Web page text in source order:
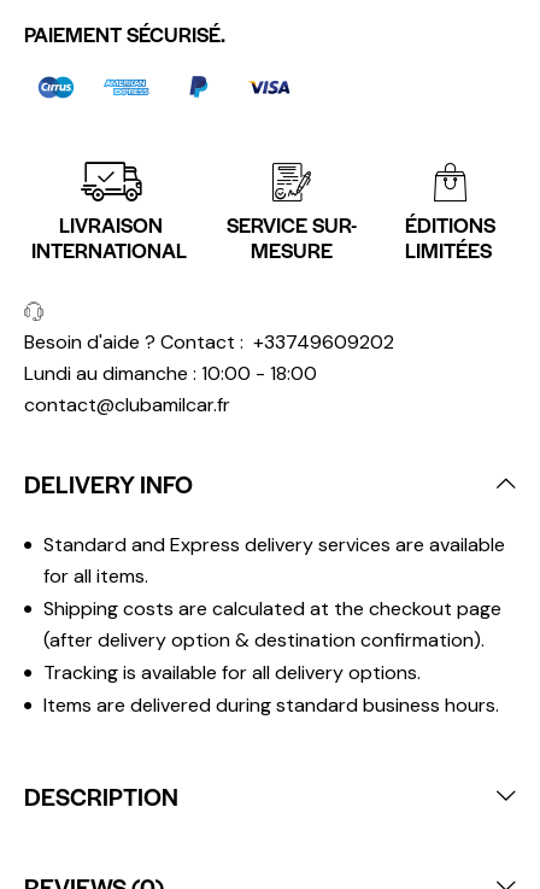
PAIEMENT SÉCURISÉ.
LIVRAISON
INTERNATIONAL
SERVICE SUR-
MESURE
ÉDITIONS
LIMITÉES
Besoin d'aide ? Contact : +33749609202
Lundi au dimanche : 10:00 - 18:00
contact@clubamilcar.fr
DELIVERY INFO
Standard and Express delivery services are available
for all items.
Shipping costs are calculated at the checkout page
(after delivery option & destination confirmation).
Tracking is available for all delivery options.
Items are delivered during standard business hours.
DESCRIPTION